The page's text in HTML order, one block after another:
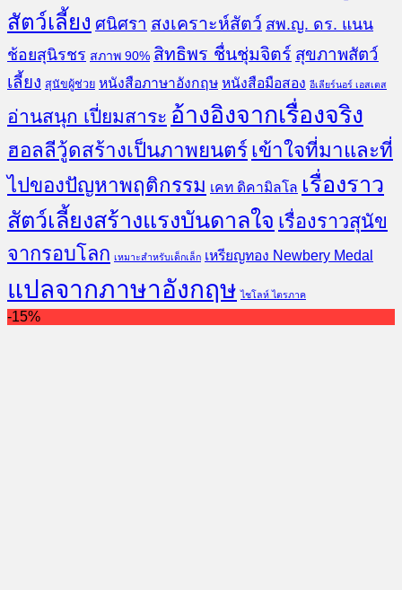
สัตว์เลี้ยง ศนิศรา สงเคราะห์สัตว์ สพ.ญ. ดร. แนน
ช้อยสุนิรชร สภาพ 90% สิทธิพร ชื่นชุ่มจิตร์ สุขภาพสัตว์
เลี้ยง สุนัขผู้ช่วย หนังสือภาษาอังกฤษ หนังสือมือสอง อีเลียร์นอร์ เอสเตส
อ่านสนุก เปี่ยมสาระ อ้างอิงจากเรื่องจริง
ฮอลลีวู้ดสร้างเป็นภาพยนตร์ เข้าใจที่มาและที่
ไปของปัญหาพฤติกรรม เคท ดิคามิลโล เรื่องราว
สัตว์เลี้ยงสร้างแรงบันดาลใจ เรื่องราวสุนัข
จากรอบโลก เหมาะสำหรับเด็กเล็ก เหรียญทอง Newbery Medal
แปลจากภาษาอังกฤษ ไชโลห์ ไตรภาค
-15%